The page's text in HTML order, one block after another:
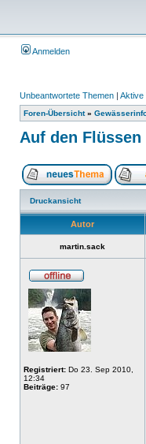
Anmelden
Unbeantwortete Themen | Aktive
Foren-Übersicht»
Auf den
Druckansicht
Autor
martin.sack
Registriert: Do 23. Sep 2010,
12:34
Beiträge: 97